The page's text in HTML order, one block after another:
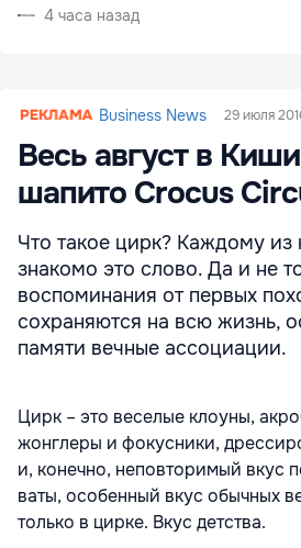
4 часа назад
Business News 29 июля
Весь август в
шапито Crocus
Что такое цирк? Каждому из
знакомо это слово. Да и не
воспоминания от первых
сохраняются на всю жизнь,
памяти вечные ассоциации.
Цирк – это веселые клоуны,
жонглеры и фокусники,
и, конечно, неповторимый вкус
ваты, особенный вкус обычных
только в цирке. Вкус детства.